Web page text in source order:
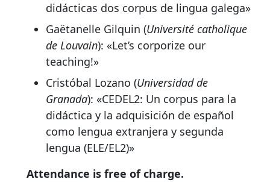
didácticas dos corpus de lingua galega»
Gaëtanelle Gilquin (Université catholique
de Louvain): «Let’s corporize our
teaching!»
Cristóbal Lozano (Universidad de
Granada): «CEDEL2: Un corpus para la
didáctica y la adquisición de español
como lengua extranjera y segunda
lengua (ELE/EL2)»
Attendance is free of charge.